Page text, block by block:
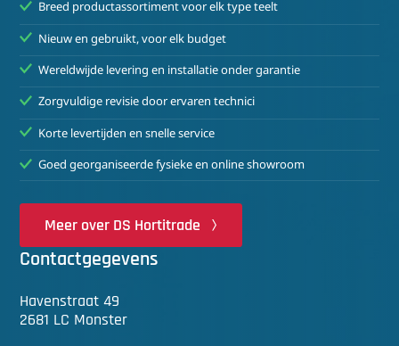
Breed productassortiment voor elk type teelt
Nieuw en gebruikt, voor elk budget
Wereldwijde levering en installatie onder garantie
Zorgvuldige revisie door ervaren technici
Korte levertijden en snelle service
Goed georganiseerde fysieke en online showroom
Meer over DS Hortitrade
Contactgegevens
Havenstraat 49
2681 LC Monster